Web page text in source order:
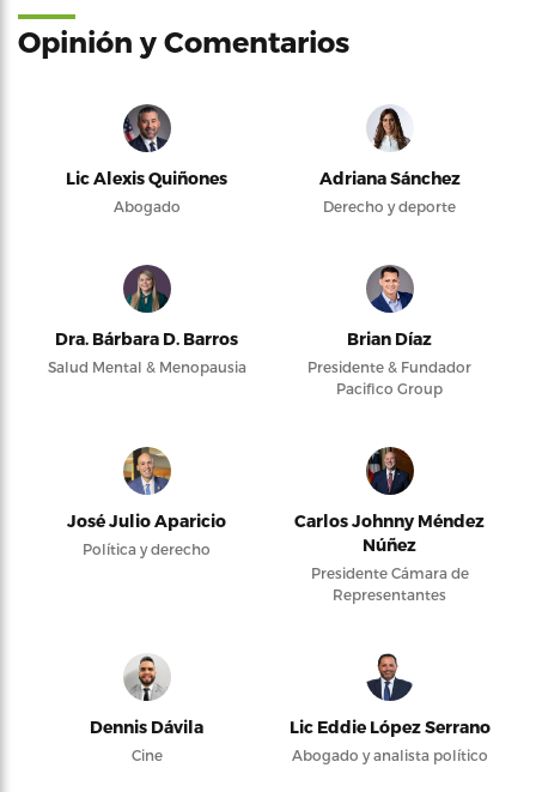
Opinión y Comentarios
Lic Alexis Quiñones
Abogado
Adriana Sánchez
Derecho y deporte
Dra. Bárbara D. Barros
Salud Mental & Menopausia
Brian Díaz
Presidente & Fundador
Pacifico Group
José Julio Aparicio
Política y derecho
Carlos Johnny Méndez
Núñez
Presidente Cámara de
Representantes
Dennis Dávila
Cine
Lic Eddie López Serrano
Abogado y analista político